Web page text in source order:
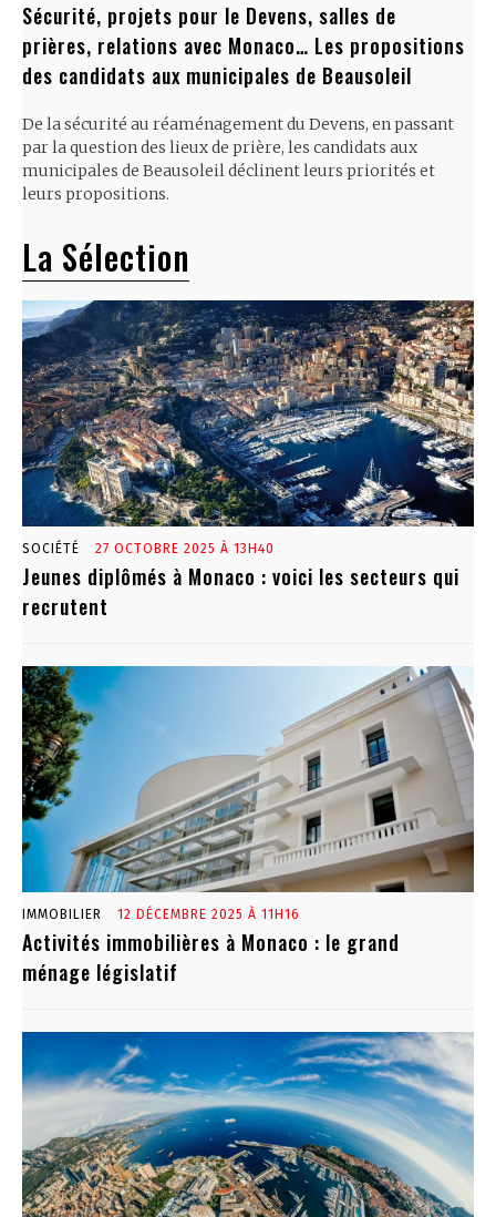
Sécurité, projets pour le Devens, salles de
prières, relations avec Monaco… Les propositions
des candidats aux municipales de Beausoleil
De la sécurité au réaménagement du Devens, en passant
par la question des lieux de prière, les candidats aux
municipales de Beausoleil déclinent leurs priorités et
leurs propositions.
La Sélection
SOCIÉTÉ 27 OCTOBRE 2025 À 13H40
Jeunes diplômés à Monaco : voici les secteurs qui
recrutent
IMMOBILIER 12 DÉCEMBRE 2025 À 11H16
Activités immobilières à Monaco : le grand
ménage législatif